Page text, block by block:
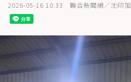
2026-05-16 10:33 聯合新聞網／沈印加